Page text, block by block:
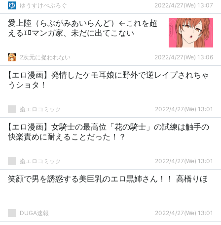
ゆうすけべぶろぐ 2022/4/27(We) 13:07
愛上陸（らぶがみあいらんど）←これを超
えるｴﾛマンガ家、未だに出てこない
2次元に捉われない 2022/4/27(We) 13:06
【エロ漫画】発情したケモ耳娘に野外で逆レイプされちゃ
うショタ！
癒エロコミック 2022/4/27(We) 13:01
【エロ漫画】女騎士の最高位「花の騎士」の試練は触手の
快楽責めに耐えることだった！？
癒エロコミック 2022/4/27(We) 13:01
笑顔で男を誘惑する美巨乳のエロ黒姉さん！！ 高橋りほ
DUGA速報 2022/4/27(We) 13:01